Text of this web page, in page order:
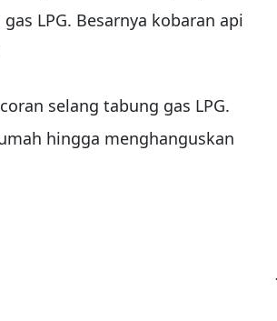
LPG. Besarnya kobaran api
selang tabung gas LPG.
hingga menghanguskan